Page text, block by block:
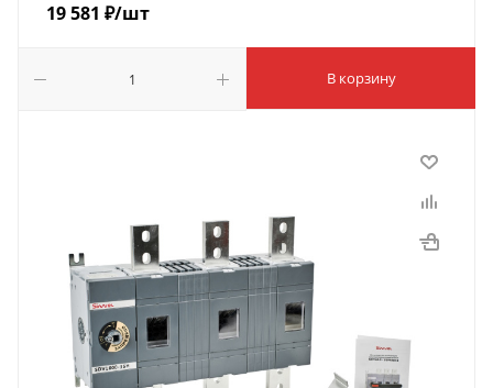
19 581 ₽/шт
В корзину